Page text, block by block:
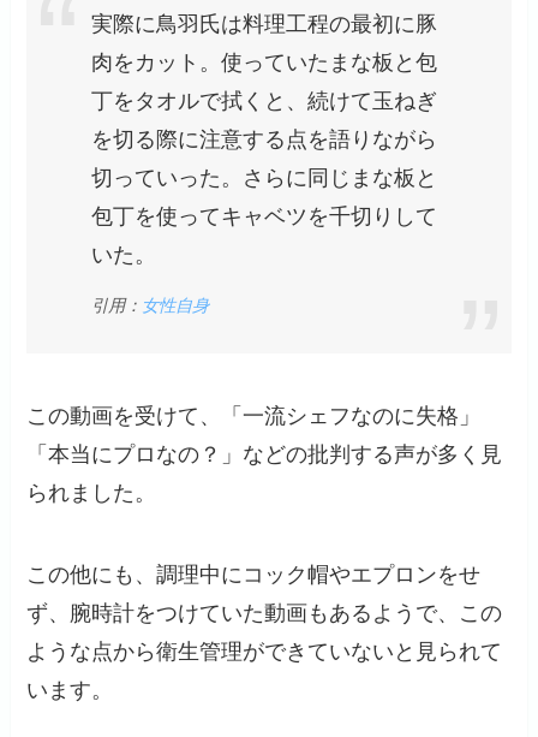
実際に鳥羽氏は料理工程の最初に豚
肉をカット。使っていたまな板と包
丁をタオルで拭くと、続けて玉ねぎ
を切る際に注意する点を語りながら
切っていった。さらに同じまな板と
包丁を使ってキャベツを千切りして
いた。
引用： 女性自身
この動画を受けて、「一流シェフなのに失格」
「本当にプロなの？」などの批判する声が多く見
られました。
この他にも、調理中にコック帽やエプロンをせ
ず、腕時計をつけていた動画もあるようで、この
ような点から衛生管理ができていないと見られて
います。